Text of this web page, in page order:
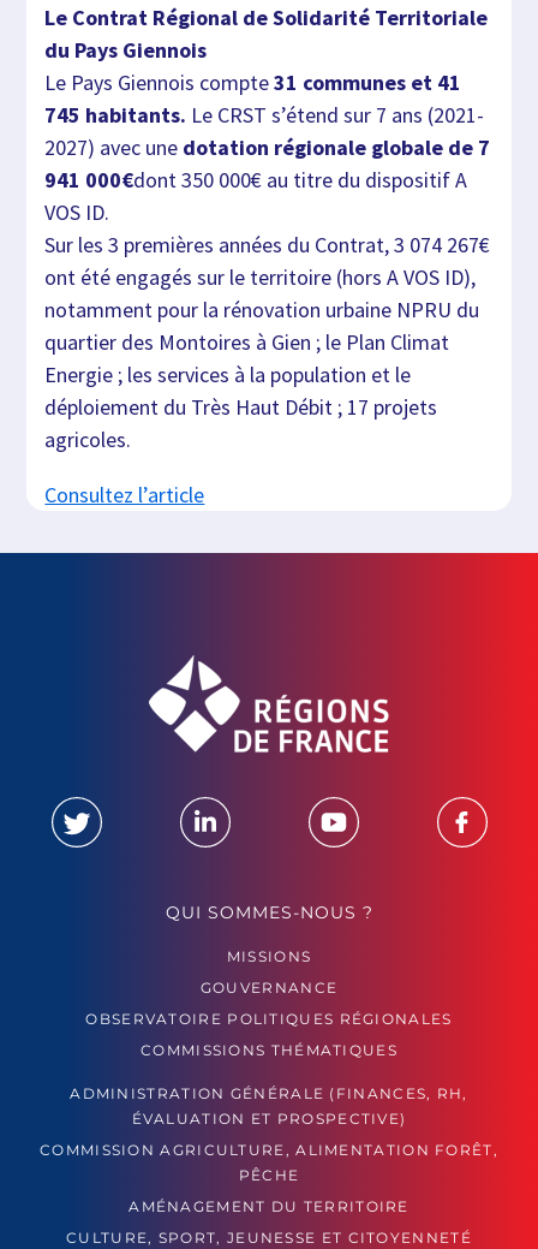
Le Contrat Régional de Solidarité Territoriale
du Pays Giennois
Le Pays Giennois compte31 communes et 41
745 habitants. Le CRST s’étend sur 7 ans (2021-
2027) avec une dotation régionale globale de 7
941 000€dont 350 000€ au titre du dispositif A
VOS ID.
Sur les 3 premières années du Contrat, 3 074 267€
ont été engagés sur le territoire (hors A VOS ID),
notamment pour la rénovation urbaine NPRU du
quartier des Montoires à Gien ; le Plan Climat
Energie ; les services à la population et le
déploiement du Très Haut Débit ; 17 projets
agricoles.
Consultez l’article
QUI SOMMES-NOUS ?
MISSIONS
GOUVERNANCE
OBSERVATOIRE POLITIQUES RÉGIONALES
COMMISSIONS THÉMATIQUES
ADMINISTRATION GÉNÉRALE (FINANCES, RH,
ÉVALUATION ET PROSPECTIVE)
COMMISSION AGRICULTURE, ALIMENTATION FORÊT,
PÊCHE
AMÉNAGEMENT DU TERRITOIRE
CULTURE, SPORT, JEUNESSE ET CITOYENNETÉ